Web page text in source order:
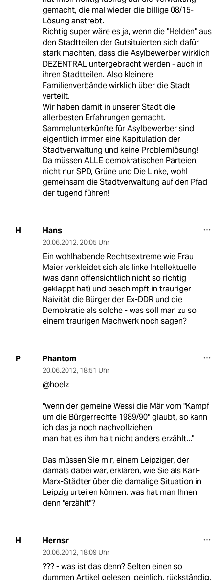
gemacht, die mal wieder die billige 08/15-
Lösung anstrebt.
Richtig super wäre es ja, wenn die "Helden" aus
den Stadtteilen der Gutsituierten sich dafür
stark machten, dass die Asylbewerber wirklich
DEZENTRAL untergebracht werden - auch in
ihren Stadtteilen. Also kleinere
Familienverbände wirklich über die Stadt
verteilt.
Wir haben damit in unserer Stadt die
allerbesten Erfahrungen gemacht.
Sammelunterkünfte für Asylbewerber sind
eigentlich immer eine Kapitulation der
Stadtverwaltung und keine Problemlösung!
Da müssen ALLE demokratischen Parteien,
nicht nur SPD, Grüne und Die Linke, wohl
gemeinsam die Stadtverwaltung auf den Pfad
der tugend führen!
H Hans
20.06.2012, 20:05 Uhr
Ein wohlhabende Rechtsextreme wie Frau
Maier verkleidet sich als linke Intellektuelle
(was dann offensichtlich nicht so richtig
geklappt hat) und beschimpft in trauriger
Naivität die Bürger der Ex-DDR und die
Demokratie als solche - was soll man zu so
einem traurigen Machwerk noch sagen?
P Phantom
20.06.2012, 18:51 Uhr
@hoelz
"wenn der gemeine Wessi die Mär vom "Kampf
um die Bürgerrechte 1989/90" glaubt, so kann
ich das ja noch nachvollziehen
man hat es ihm halt nicht anders erzählt..."
Das müssen Sie mir, einem Leipziger, der
damals dabei war, erklären, wie Sie als Karl-
Marx-Städter über die damalige Situation in
Leipzig urteilen können. was hat man Ihnen
denn "erzählt"?
H Hernsr
20.06.2012, 18:09 Uhr
??? - was ist das denn? Selten einen so
dummen Artikel gelesen, peinlich, rückständig,